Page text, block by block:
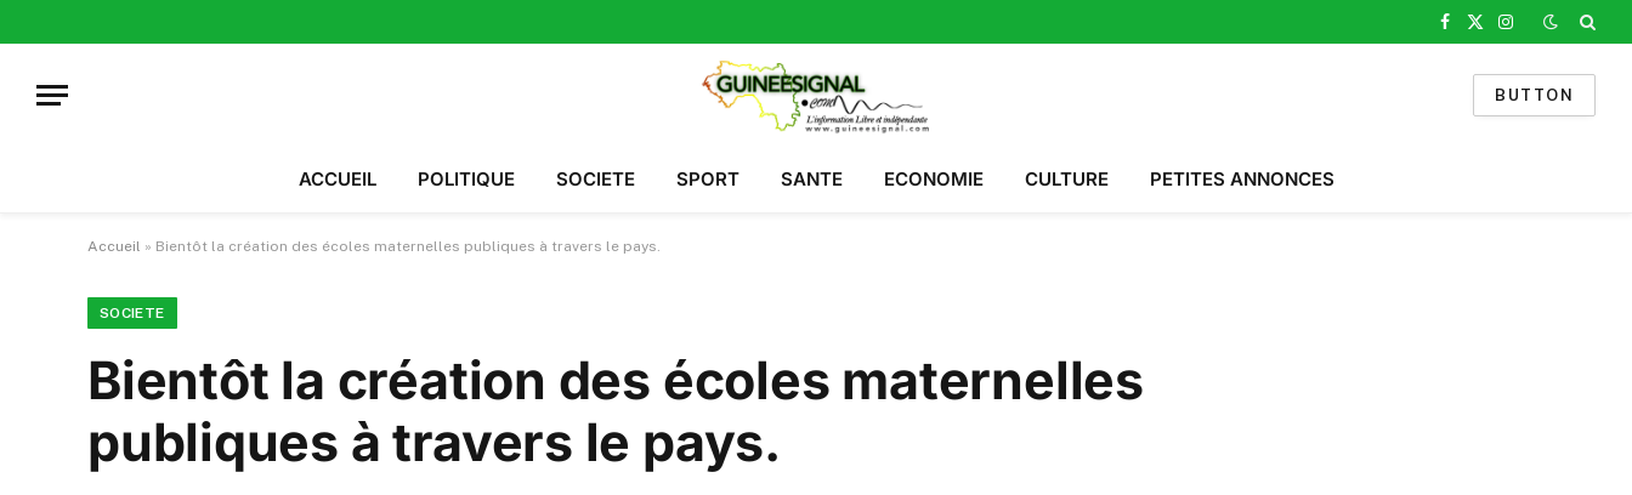
Facebook
X
Instagram
BUTTON
ACCUEIL POLITIQUE SOCIETE SPORT SANTE ECONOMIE CULTURE PETITES ANNONCES
Accueil » Bientôt la création des écoles maternelles publiques à travers le pays.
SOCIETE
Bientôt la création des écoles maternelles
publiques à travers le pays.